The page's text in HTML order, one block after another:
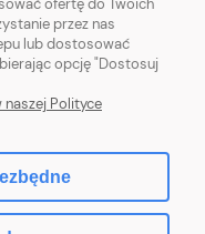
ofertę do Twoich
przez nas
lub dostosować
opcję "Dostosuj
Polityce